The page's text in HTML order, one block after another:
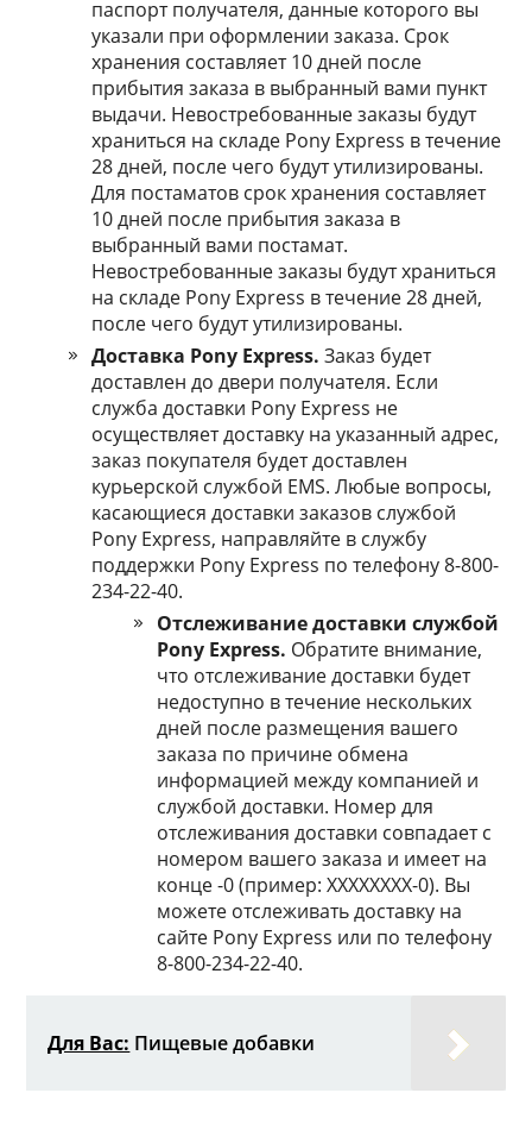
паспорт получателя, данные которого вы
указали при оформлении заказа. Срок
хранения составляет 10 дней после
прибытия заказа в выбранный вами пункт
выдачи. Невостребованные заказы будут
храниться на складе Pony Express в течение
28 дней, после чего будут утилизированы.
Для постаматов срок хранения составляет
10 дней после прибытия заказа в
выбранный вами постамат.
Невостребованные заказы будут храниться
на складе Pony Express в течение 28 дней,
после чего будут утилизированы.
Доставка Pony Express.Заказ будет
доставлен до двери получателя. Если
служба доставки Pony Express не
осуществляет доставку на указанный адрес,
заказ покупателя будет доставлен
курьерской службой EMS. Любые вопросы,
касающиеся доставки заказов службой
Pony Express, направляйте в службу
поддержки Pony Express по телефону 8-800-
234-22-40.
Отслеживание доставки службой
Pony Express. Обратите внимание,
что отслеживание доставки будет
недоступно в течение нескольких
дней после размещения вашего
заказа по причине обмена
информацией между компанией и
службой доставки. Номер для
отслеживания доставки совпадает с
номером вашего заказа и имеет на
конце -0 (пример: XXXXXXXX-0). Вы
можете отслеживать доставку на
сайте Pony Express или по телефону
8-800-234-22-40.
Для Вас: Пищевые добавки